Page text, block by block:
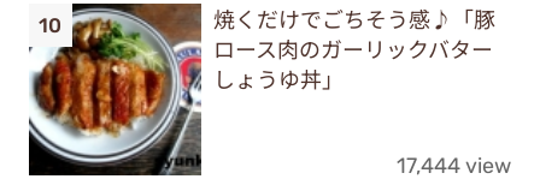
焼くだけでごちそう感♪「豚
ロース肉のガーリックバター
しょうゆ丼」
17,444 view